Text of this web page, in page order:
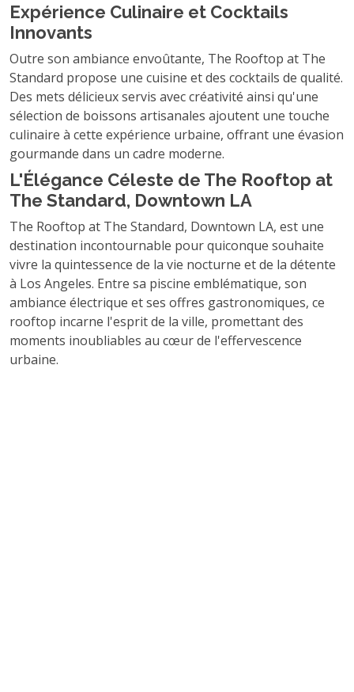
Expérience Culinaire et Cocktails
Innovants
Outre son ambiance envoûtante, The Rooftop at The
Standard propose une cuisine et des cocktails de qualité.
Des mets délicieux servis avec créativité ainsi qu'une
sélection de boissons artisanales ajoutent une touche
culinaire à cette expérience urbaine, offrant une évasion
gourmande dans un cadre moderne.
L'Élégance Céleste de The Rooftop at
The Standard, Downtown LA
The Rooftop at The Standard, Downtown LA, est une
destination incontournable pour quiconque souhaite
vivre la quintessence de la vie nocturne et de la détente
à Los Angeles. Entre sa piscine emblématique, son
ambiance électrique et ses offres gastronomiques, ce
rooftop incarne l'esprit de la ville, promettant des
moments inoubliables au cœur de l'effervescence
urbaine.